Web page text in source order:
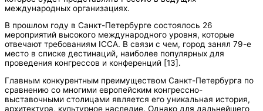
международных организациях.
В прошлом году в Санкт-Петербурге состоялось 26
мероприятий высокого международного уровня, которые
отвечают требованиям ICCA. В связи с чем, город занял 79-е
место в списке дестинаций, наиболее популярных для
проведения конгрессов и конференций [13].
Главным конкурентным преимуществом Санкт-Петербурга по
сравнению со многими европейским конгрессно-
выставочными столицами является его уникальная история,
архитектура, культурное наследие. Однако для дальнейшего